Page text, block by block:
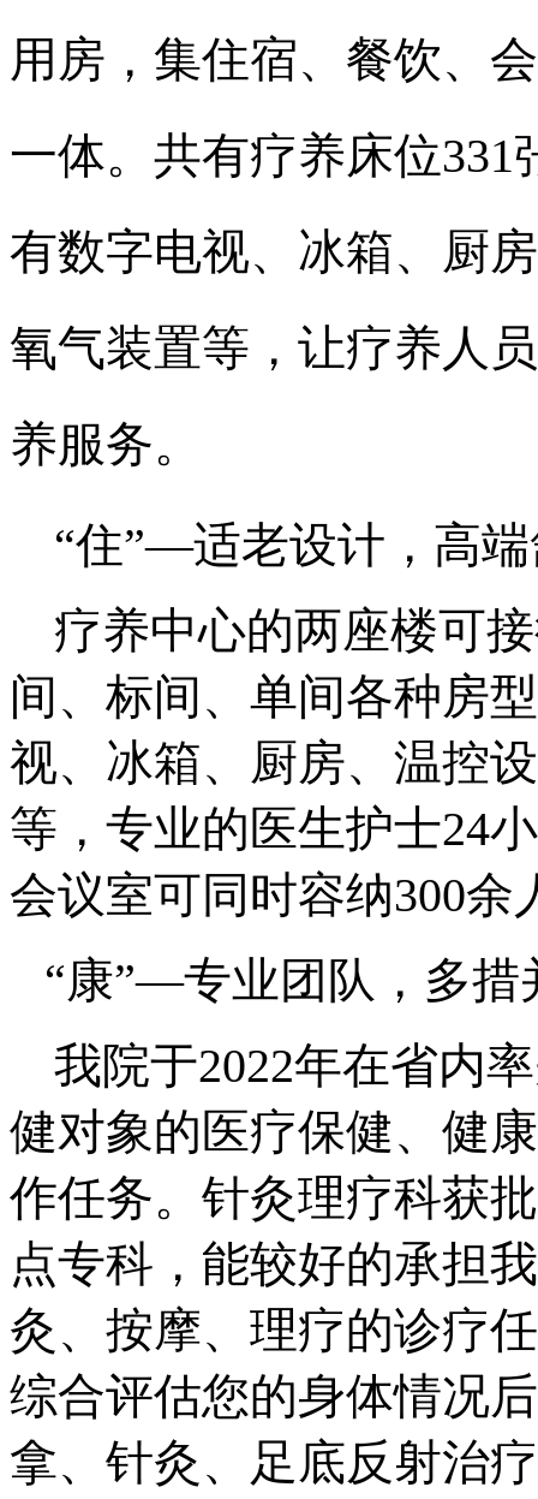
用房，集住宿、餐饮、
一体。共有疗养床位331
有数字电视、冰箱、厨
氧气装置等，让疗养人
养服务。
“住”—适老设计，高
疗养中心的两座楼可
间、标间、单间各种房
视、冰箱、厨房、温控
等，专业的医生护士24
会议室可同时容纳300余
“康”—专业团队，多措
我院于2022年在省内
健对象的医疗保健、健
作任务。针灸理疗科获
点专科，能较好的承担
灸、按摩、理疗的诊疗
综合评估您的身体情况
拿、针灸、足底反射治